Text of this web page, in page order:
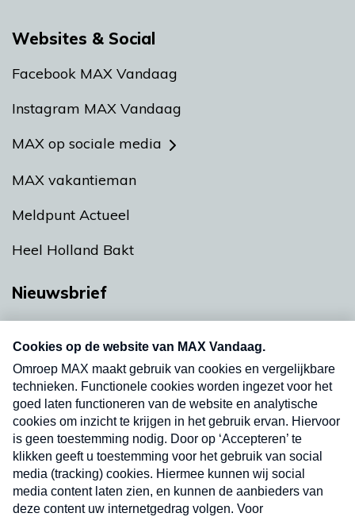
Websites & Social
Facebook MAX Vandaag
Instagram MAX Vandaag
MAX op sociale media
MAX vakantieman
Meldpunt Actueel
Heel Holland Bakt
Nieuwsbrief
nieuwsbrief. Elke vrijdag- en dinsdagochtend in
uw mailbox.
Verzend